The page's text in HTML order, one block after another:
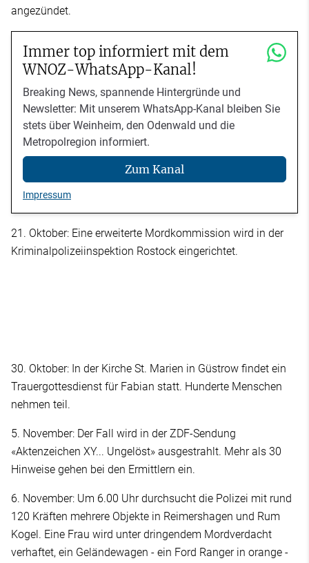
angezündet.
Immer top informiert mit dem
WNOZ-WhatsApp-Kanal!
Breaking News, spannende Hintergründe und
Newsletter: Mit unserem WhatsApp-Kanal bleiben Sie
stets über Weinheim, den Odenwald und die
Metropolregion informiert.
Zum Kanal
Impressum
21. Oktober: Eine erweiterte Mordkommission wird in der
Kriminalpolizeiinspektion Rostock eingerichtet.
30. Oktober: In der Kirche St. Marien in Güstrow findet ein
Trauergottesdienst für Fabian statt. Hunderte Menschen
nehmen teil.
5. November: Der Fall wird in der ZDF-Sendung
«Aktenzeichen XY... Ungelöst» ausgestrahlt. Mehr als 30
Hinweise gehen bei den Ermittlern ein.
6. November: Um 6.00 Uhr durchsucht die Polizei mit rund
120 Kräften mehrere Objekte in Reimershagen und Rum
Kogel. Eine Frau wird unter dringendem Mordverdacht
verhaftet, ein Geländewagen - ein Ford Ranger in orange -